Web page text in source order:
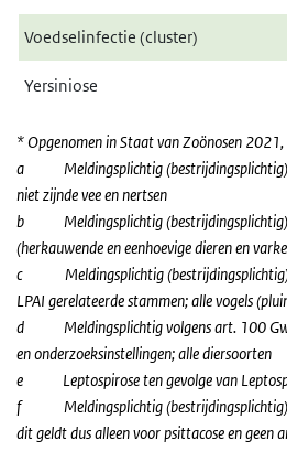
Voedselinfectie (cluster)
Yersiniose
* Opgenomen in Staat van Zoönosen 2021,
a Meldingsplichtig (bestrijdingsplichtig)
niet zijnde vee en nertsen
b Meldingsplichtig (bestrijdingsplichtig)
(herkauwende en eenhoevige dieren en
c Meldingsplichtig (bestrijdingsplichtig)
LPAI gerelateerde stammen; alle vogels
d Meldingsplichtig volgens art. 100
en onderzoeksinstellingen; alle diersoorten
e Leptospirose ten gevolge van
f Meldingsplichtig (bestrijdingsplichtig)
dit geldt dus alleen voor psittacose en geen